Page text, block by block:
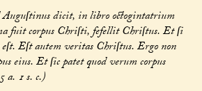
Auguſtinus dicit, in libro octogintatrium
fuit corpus Chriſti, fefellit Chriſtus. Et ſi
Eſt autem veritas Chriſtus. Ergo non
eius. Et ſic patet quod verum corpus
a. 1 s. c.)